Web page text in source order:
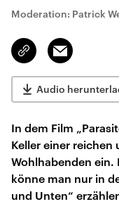
Moderation: Patrick
Link
kopieren/teilen
Email
Audio
In dem Film
Keller einer reichen
Wohlhabenden ein.
könne man nur in
und Unten“